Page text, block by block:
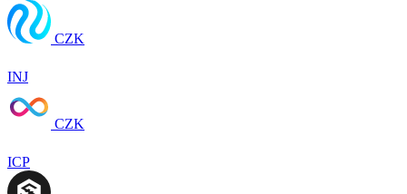
CZK
INJ
CZK
ICP